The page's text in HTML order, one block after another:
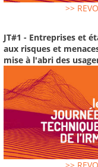
>>
JT#1 - Entreprises et
aux risques et
mise à l'abri des